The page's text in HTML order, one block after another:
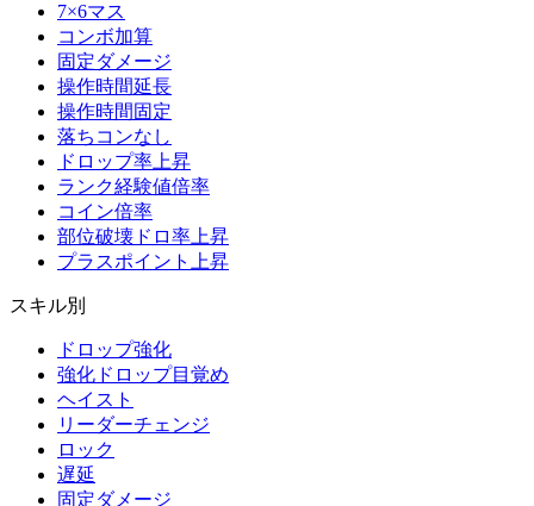
7×6マス
コンボ加算
固定ダメージ
操作時間延長
操作時間固定
落ちコンなし
ドロップ率上昇
ランク経験値倍率
コイン倍率
部位破壊ドロ率上昇
プラスポイント上昇
スキル別
ドロップ強化
強化ドロップ目覚め
ヘイスト
リーダーチェンジ
ロック
遅延
固定ダメージ